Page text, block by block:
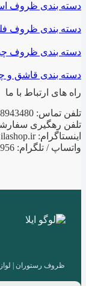
دسته بندی ظروف
دسته بندی ظروف
دسته بندی ظروف
دسته بندی قاشق و
راه های ارتباط با ما
تلفن تماس: 02188943480 – 02155470813 – 02155470280
تلفن رهگیری سفارشات:
اینستاگرام: ilashop.ir
واتساپ / تلگرام: 09199797956
ظروف رستوران |